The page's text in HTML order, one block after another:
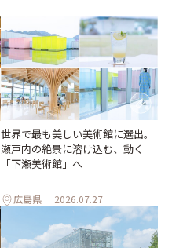
世界で最も美しい美術館に選出。
瀬戸内の絶景に溶け込む、動く
「下瀬美術館」へ
広島県 2026.07.27